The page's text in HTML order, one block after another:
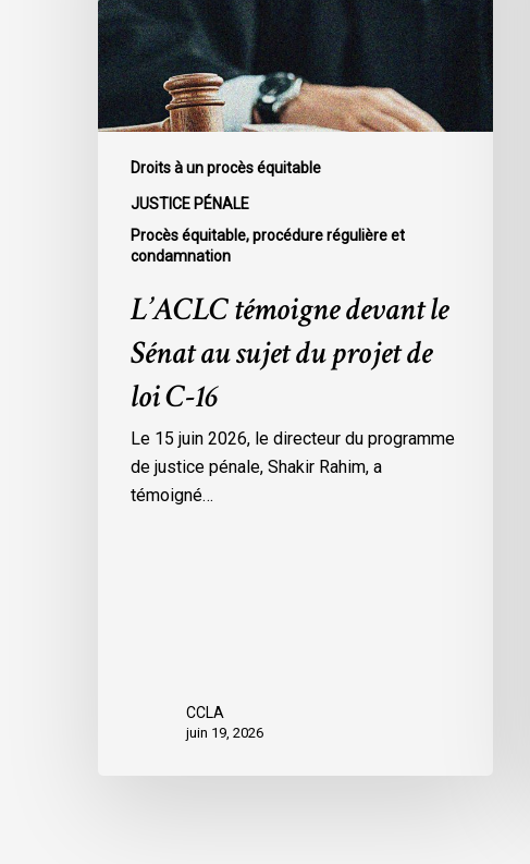
Droits à un procès équitable
JUSTICE PÉNALE
Procès équitable, procédure régulière et
condamnation
au
sujet
du
projet
de
L’ACLC témoigne devant le
Sénat au sujet du projet de
loi C-16
Le 15 juin 2026, le directeur du programme
de justice pénale, Shakir Rahim, a
témoigné…
CCLA
juin 19, 2026